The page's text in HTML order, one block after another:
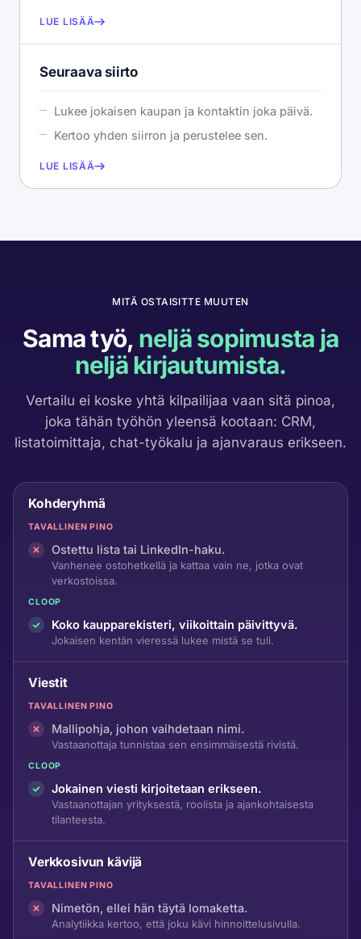
LUE LISÄÄ
Seuraava siirto
Lukee jokaisen kaupan ja kontaktin joka päivä.
Kertoo yhden siirron ja perustelee sen.
LUE LISÄÄ
MITÄ OSTAISITTE MUUTEN
Sama työ, neljä sopimusta ja
neljä kirjautumista.
Vertailu ei koske yhtä kilpailijaa vaan sitä pinoa,
joka tähän työhön yleensä kootaan: CRM,
listatoimittaja, chat-työkalu ja ajanvaraus erikseen.
Kohderyhmä
TAVALLINEN PINO
Ostettu lista tai LinkedIn-haku.
Vanhenee ostohetkellä ja kattaa vain ne, jotka ovat
verkostoissa.
CLOOP
Koko kaupparekisteri, viikoittain päivittyvä.
Jokaisen kentän vieressä lukee mistä se tuli.
Viestit
TAVALLINEN PINO
Mallipohja, johon vaihdetaan nimi.
Vastaanottaja tunnistaa sen ensimmäisestä rivistä.
CLOOP
Jokainen viesti kirjoitetaan erikseen.
Vastaanottajan yrityksestä, roolista ja ajankohtaisesta
tilanteesta.
Verkkosivun kävijä
TAVALLINEN PINO
Nimetön, ellei hän täytä lomaketta.
Analytiikka kertoo, että joku kävi hinnoittelusivulla.